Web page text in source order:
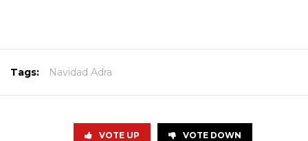
Tags: Navidad Adra
VOTE UP VOTE DOWN